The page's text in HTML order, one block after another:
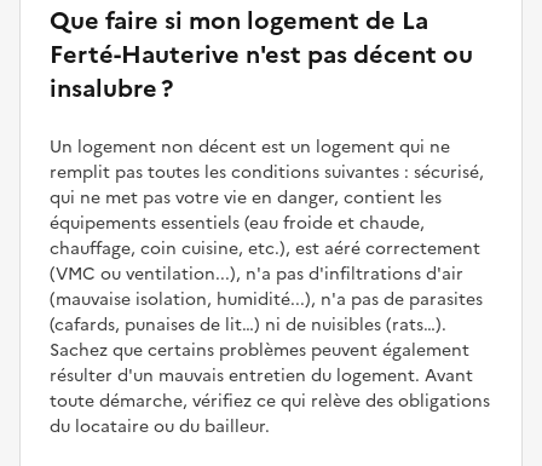
Que faire si mon logement de La
Ferté-Hauterive n'est pas décent ou
insalubre ?
Un logement non décent est un logement qui ne
remplit pas toutes les conditions suivantes : sécurisé,
qui ne met pas votre vie en danger, contient les
équipements essentiels (eau froide et chaude,
chauffage, coin cuisine, etc.), est aéré correctement
(VMC ou ventilation...), n'a pas d'infiltrations d'air
(mauvaise isolation, humidité...), n'a pas de parasites
(cafards, punaises de lit…) ni de nuisibles (rats…).
Sachez que certains problèmes peuvent également
résulter d'un mauvais entretien du logement. Avant
toute démarche, vérifiez ce qui relève des obligations
du locataire ou du bailleur.